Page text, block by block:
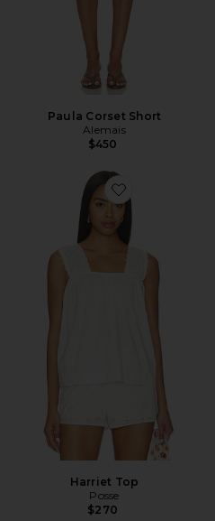
Paula Corset Short
Alemais
$450
Favorite Harriet Top
Harriet Top
Posse
$270